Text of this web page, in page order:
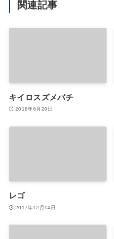
関連記事
キイロスズメバチ
2018年6月20日
レゴ
2017年12月14日